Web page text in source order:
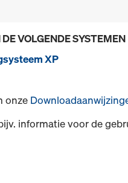
VOLGENDE SYSTEMEN
XP
onze
informatie voor de